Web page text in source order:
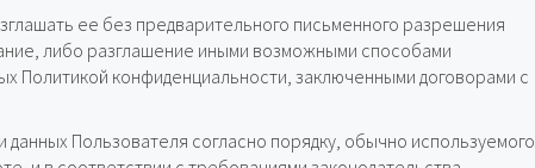
ее без предварительного письменного разрешения
либо разглашение иными возможными способами
Политикой конфиденциальности, заключенными договорами с
Пользователя согласно порядку, обычно используемого